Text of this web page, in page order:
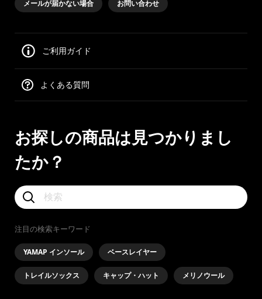
メールが届かない場合 お問い合わせ
ご利用ガイド
よくある質問
お探しの商品は見つかりまし
たか？
注目の検索キーワード
YAMAP インソール ベースレイヤー
トレイルソックス キャップ・ハット メリノウール